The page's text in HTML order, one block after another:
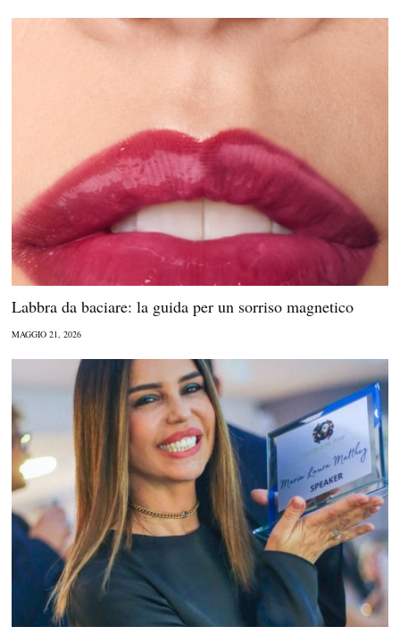
Labbra da baciare: la guida per un sorriso magnetico
MAGGIO 21, 2026